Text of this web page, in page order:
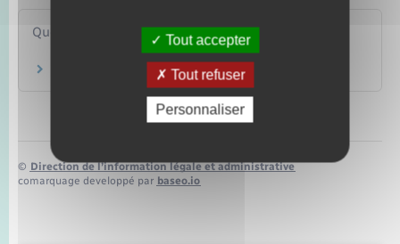
Questions ? Réponses !
Quels justificatif de domicile faut-il fournir ?
© Direction de l’information légale et administrative
comarquage developpé par baseo.io
Tout accepter
Tout refuser
Personnaliser